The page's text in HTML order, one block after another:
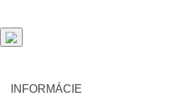
INFORMÁCIE